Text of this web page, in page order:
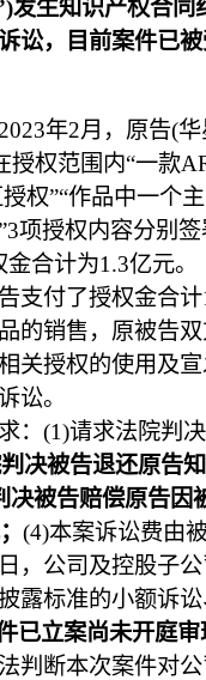
发生知识产权合同
讼，目前案件已
年2月，原告(华
权范围内“一款
权”“作品中一个
项授权内容分别
合计为1.3亿元。
付了授权金合计
的销售，原被告
关授权的使用及
讼。
(1)请求法院判
决被告退还原告
决被告赔偿原告因
(4)本案诉讼费由
公司及控股子公
露标准的小额诉
已立案尚未开庭
判断本次案件对